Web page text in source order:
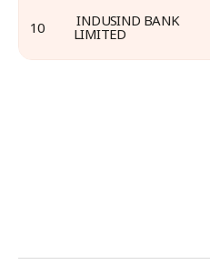
10 INDUSIND BANK
LIMITED